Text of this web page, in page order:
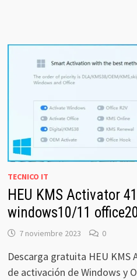
TECNICO IT
HEU KMS Activator
windows10/11
7 noviembre 2023 0
Descarga gratuita HEU KMS
de activación de Windows y